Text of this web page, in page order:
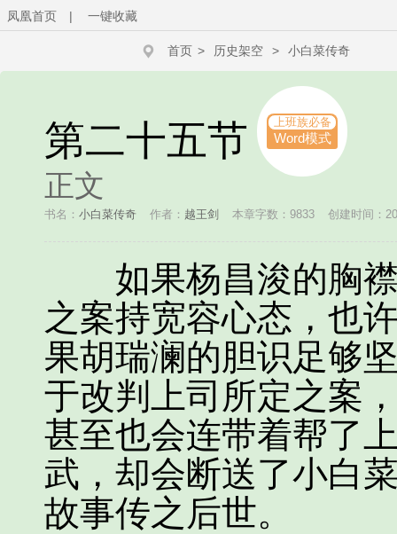
凤凰首页 | 一键收藏
首页 > 历史架空 > 小白菜传奇
第二十五节 上班族必备
Word模式
正文
书名： 小白菜传奇 作者： 越王剑 本章字数：9833 创建时间：
如果杨昌浚的胸襟
之案持宽容心态，也
果胡瑞澜的胆识足够
于改判上司所定之案
甚至也会连带着帮了
武，却会断送了小白
故事传之后世。